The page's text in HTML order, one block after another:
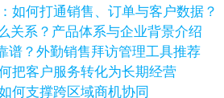
如何打通销售、订单与客户数据？
关系？产品体系与企业背景介绍
谱？外勤销售拜访管理工具推荐
把客户服务转化为长期经营
何支撑跨区域商机协同